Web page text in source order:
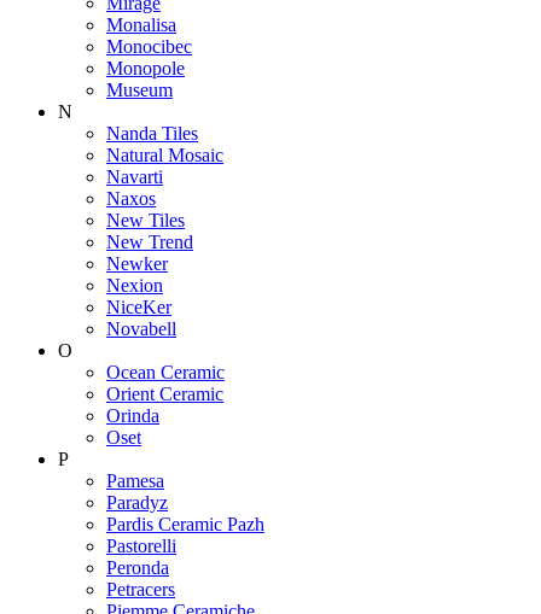
Monalisa
Monocibec
Monopole
Museum
N
Nanda Tiles
Natural Mosaic
Navarti
Naxos
New Tiles
New Trend
Newker
Nexion
NiceKer
Novabell
O
Ocean Ceramic
Orient Ceramic
Orinda
Oset
P
Pamesa
Paradyz
Pardis Ceramic Pazh
Pastorelli
Peronda
Petracers